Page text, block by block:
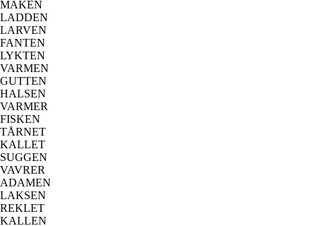
MAKEN
LADDEN
LARVEN
FANTEN
LYKTEN
VARMEN
GUTTEN
HALSEN
VARMER
FISKEN
TÅRNET
KALLET
SUGGEN
VAVRER
ADAMEN
LAKSEN
REKLET
KALLEN